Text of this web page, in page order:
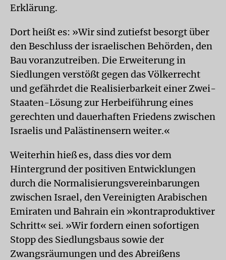
Erklärung.
Dort heißt es: »Wir sind zutiefst besorgt über
den Beschluss der israelischen Behörden, den
Bau voranzutreiben. Die Erweiterung in
Siedlungen verstößt gegen das Völkerrecht
und gefährdet die Realisierbarkeit einer Zwei-
Staaten-Lösung zur Herbeiführung eines
gerechten und dauerhaften Friedens zwischen
Israelis und Palästinensern weiter.«
Weiterhin hieß es, dass dies vor dem
Hintergrund der positiven Entwicklungen
durch die Normalisierungsvereinbarungen
zwischen Israel, den Vereinigten Arabischen
Emiraten und Bahrain ein »kontraproduktiver
Schritt« sei. »Wir fordern einen sofortigen
Stopp des Siedlungsbaus sowie der
Zwangsräumungen und des Abreißens